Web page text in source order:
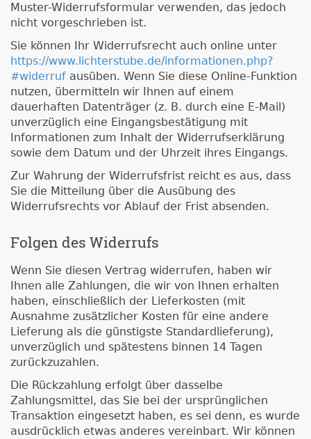
Muster-Widerrufsformular verwenden, das jedoch
nicht vorgeschrieben ist.
Sie können Ihr Widerrufsrecht auch online unter
https://www.lichterstube.de/informationen.php?
#widerruf ausüben. Wenn Sie diese Online-Funktion
nutzen, übermitteln wir Ihnen auf einem
dauerhaften Datenträger (z. B. durch eine E-Mail)
unverzüglich eine Eingangsbestätigung mit
Informationen zum Inhalt der Widerrufserklärung
sowie dem Datum und der Uhrzeit ihres Eingangs.
Zur Wahrung der Widerrufsfrist reicht es aus, dass
Sie die Mitteilung über die Ausübung des
Widerrufsrechts vor Ablauf der Frist absenden.
Folgen des Widerrufs
Wenn Sie diesen Vertrag widerrufen, haben wir
Ihnen alle Zahlungen, die wir von Ihnen erhalten
haben, einschließlich der Lieferkosten (mit
Ausnahme zusätzlicher Kosten für eine andere
Lieferung als die günstigste Standardlieferung),
unverzüglich und spätestens binnen 14 Tagen
zurückzuzahlen.
Die Rückzahlung erfolgt über dasselbe
Zahlungsmittel, das Sie bei der ursprünglichen
Transaktion eingesetzt haben, es sei denn, es wurde
ausdrücklich etwas anderes vereinbart. Wir können